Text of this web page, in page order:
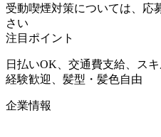
受動喫煙対策については、応
さい
注目ポイント
日払いOK、交通費支給、ス
経験歓迎、髪型・髪色自由
企業情報